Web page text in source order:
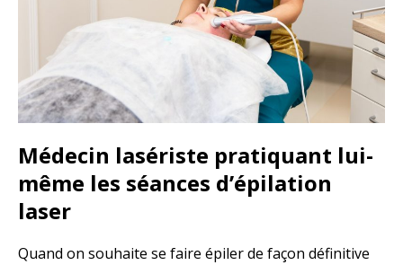
Médecin lasériste pratiquant lui-
même les séances d’épilation
laser
Quand on souhaite se faire épiler de façon définitive